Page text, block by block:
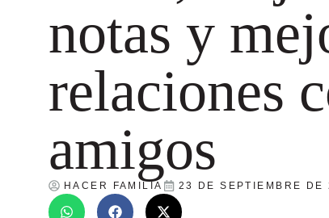
notas y
relaciones
amigos
HACER FAMILIA 23 DE SEPTIEMBRE DE